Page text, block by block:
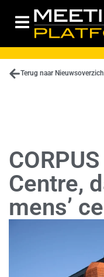
Terug naar
Centre,
mens’